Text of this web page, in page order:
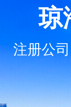
琼
注册公